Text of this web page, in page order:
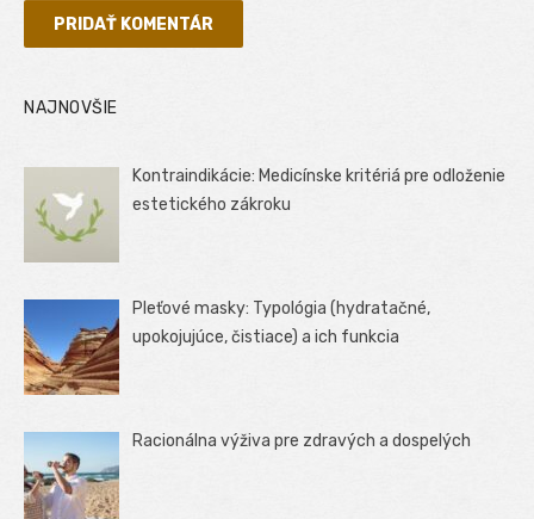
NAJNOVŠIE
Kontraindikácie: Medicínske kritériá pre odloženie
estetického zákroku
Pleťové masky: Typológia (hydratačné,
upokojujúce, čistiace) a ich funkcia
Racionálna výživa pre zdravých a dospelých